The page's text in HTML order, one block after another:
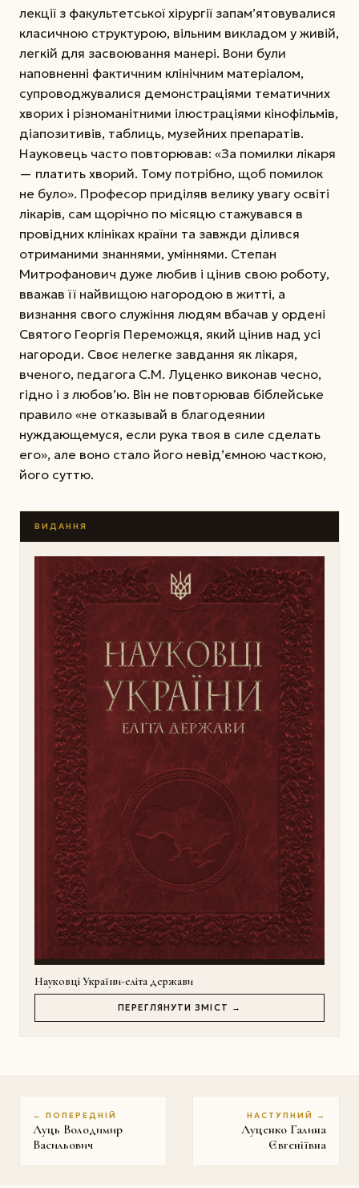
лекції з факультетської хірургії запам’ятовувалися
класичною структурою, вільним викладом у живій,
легкій для засвоювання манері. Вони були
наповненні фактичним клінічним матеріалом,
супроводжувалися демонстраціями тематичних
хворих і різноманітними ілюстраціями кінофільмів,
діапозитивів, таблиць, музейних препаратів.
Науковець часто повторював: «За помилки лікаря
— платить хворий. Тому потрібно, щоб помилок
не було». Професор приділяв велику увагу освіті
лікарів, сам щорічно по місяцю стажувався в
провідних клініках країни та завжди ділився
отриманими знаннями, уміннями. Степан
Митрофанович дуже любив і цінив свою роботу,
вважав її найвищою нагородою в житті, а
визнання свого служіння людям вбачав у ордені
Святого Георгія Переможця, який цінив над усі
нагороди. Своє нелегке завдання як лікаря,
вченого, педагога С.М. Луценко виконав чесно,
гідно і з любов’ю. Він не повторював біблейське
правило «не отказывай в благодеянии
нуждающемуся, если рука твоя в силе сделать
его», але воно стало його невід’ємною часткою,
його суттю.
ВИДАННЯ
Науковці України-еліта держави
ПЕРЕГЛЯНУТИ ЗМІСТ →
← ПОПЕРЕДНІЙ
Луць Володимир
Васильович
НАСТУПНИЙ →
Луценко Галина
Євгеніївна